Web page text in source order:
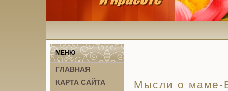
МЕНЮ
ГЛАВНАЯ
КАРТА САЙТА
Мысли о маме-